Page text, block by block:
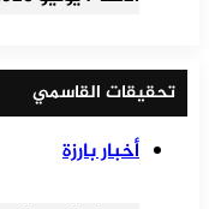
تحقيقات القاسمي
أخبار بارزة